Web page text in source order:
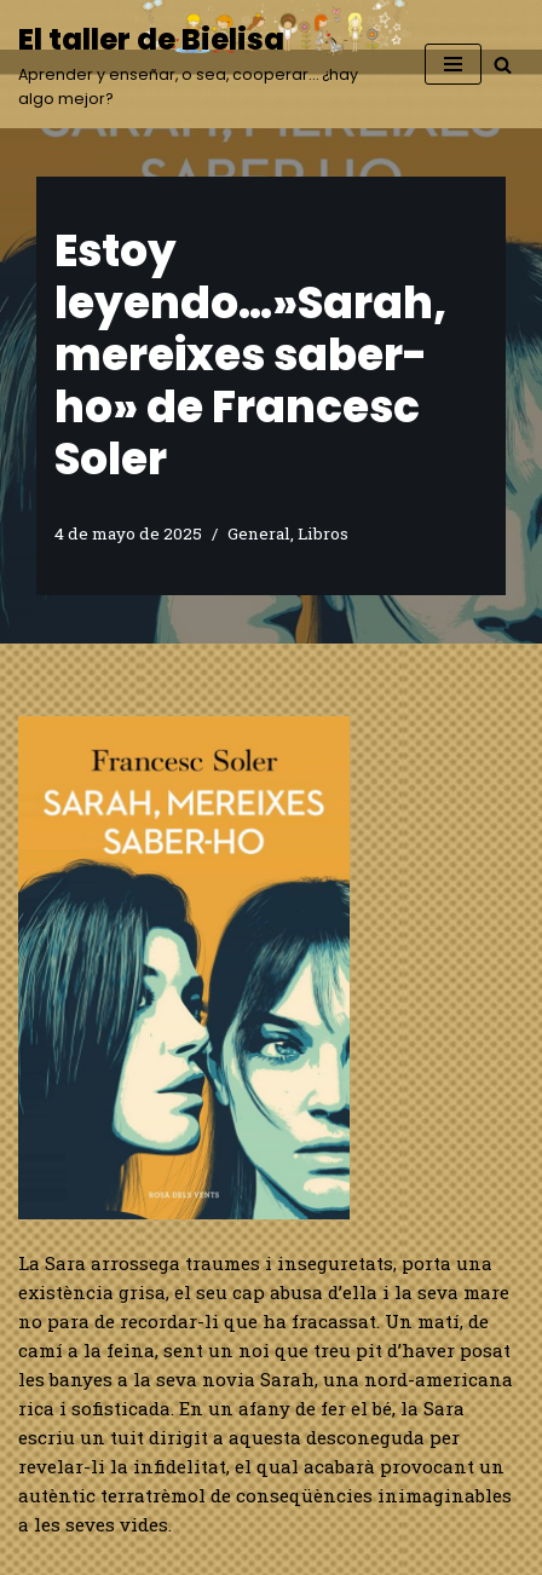
Saltar
al
contenido
El taller de Bielisa
Aprender y enseñar, o sea, cooperar… ¿hay
algo mejor?
Estoy
leyendo…»Sarah,
mereixes saber-
ho» de Francesc
Soler
4 de mayo de 2025 General, Libros
La Sara arrossega traumes i inseguretats, porta una
existència grisa, el seu cap abusa d’ella i la seva mare
no para de recordar-li que ha fracassat. Un matí, de
camí a la feina, sent un noi que treu pit d’haver posat
les banyes a la seva novia Sarah, una nord-americana
rica i sofisticada. En un afany de fer el bé, la Sara
escriu un tuit dirigit a aquesta desconeguda per
revelar-li la infidelitat, el qual acabarà provocant un
autèntic terratrèmol de conseqüències inimaginables
a les seves vides.